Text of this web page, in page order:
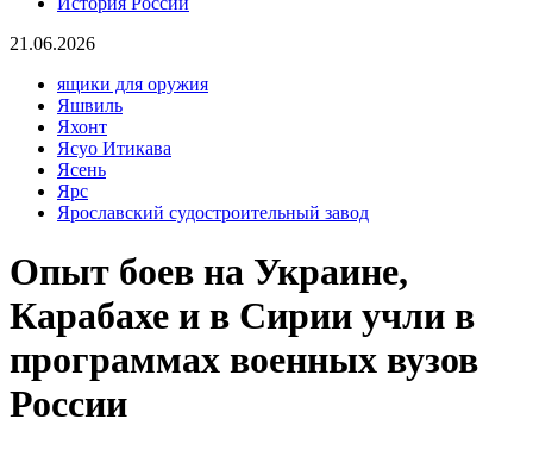
21.06.2026
ящики для оружия
Яшвиль
Яхонт
Ясуо Итикава
Ясень
Ярс
Ярославский судостроительный завод
Опыт боев на Украине,
Карабахе и в Сирии учли в
программах военных вузов
России